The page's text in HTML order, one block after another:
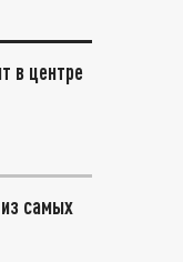
в центре
самых